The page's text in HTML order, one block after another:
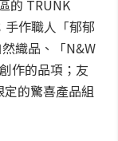
的 TRUNK
手作職人「郁郁
織品、「N&W
作的品項；友
的驚喜產品組